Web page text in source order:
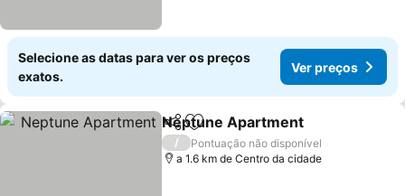
Selecione as datas para ver os preços
exatos.
Ver preços
PartilharAdicionar aos favoritos
Neptune Apartment
/
Pontuação não disponível
a 1.6 km de Centro da cidade